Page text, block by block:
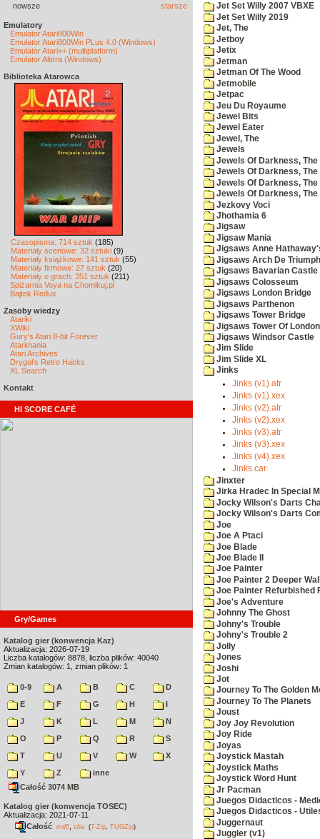
nowsze starsze
Emulatory
Emulator Atari800Win
Emulator Atari800Win PLus 4.0 (Windows)
Emulator Atari++ (multiplatform)
Emulator Altirra (Windows)
Biblioteka Atarowca
Czasopisma: 714 sztuk (185)
Materiały scenowe: 32 sztuki (9)
Materiały książkowe: 141 sztuk (55)
Materiały firmowe: 27 sztuk (20)
Materiały o grach: 351 sztuk (211)
Spiżarnia Voya na Chomikuj.pl
Bajtek Redux
Zasoby wiedzy
Atariki
XWiki
Gury's Atari 8-bit Forever
Atarimania
Atari Archives
Drygol's Retro Hacks
XL Search
Kontakt
HI SCORE CAFÉ
Gry/Games
Katalog gier (konwencja Kaz)
Aktualizacja: 2026-07-19
Liczba katalogów: 8878, liczba plików: 40040
Zmian katalogów: 1, zmian plików: 1
0-9 A B C
D
E
F G H
I
J
K L M
N
O
P Q R
S
T
U V W
X
Y
Z
inne
Całość 3074 MB
Katalog gier (konwencja TOSEC)
Aktualizacja: 2021-07-11
Całość md5 sha (7-Zip TUGZip)
Jet Set Willy 2007 VBXE
Jet Set Willy 2019
Jet, The
Jetboy
Jetix
Jetman
Jetman Of The Wood
Jetmobile
Jetpac
Jeu Du Royaume
Jewel Bits
Jewel Eater
Jewel, The
Jewels
Jewels Of Darkness, The
Jewels Of Darkness,
Jewels Of Darkness,
Jewels Of Darkness,
Jezkovy Voci
Jhothamia 6
Jigsaw
Jigsaw Mania
Jigsaws Anne
Jigsaws Arch De Triumph
Jigsaws Bavarian Castle
Jigsaws Colosseum
Jigsaws London Bridge
Jigsaws Parthenon
Jigsaws Tower Bridge
Jigsaws Tower Of London
Jigsaws Windsor Castle
Jim Slide
Jim Slide XL
Jinks
Jinks (v1).atr
Jinks (v1).xex
Jinks (v2).atr
Jinks (v2).xex
Jinks (v3).atr
Jinks (v3).xex
Jinks (v4).xex
Jinks.car
Jinxter
Jirka Hradec In Special
Jocky Wilson's Darts
Jocky Wilson's Darts
Joe
Joe A Ptaci
Joe Blade
Joe Blade II
Joe Painter
Joe Painter 2 Deeper
Joe Painter Refurbished
Joe's Adventure
Johnny The Ghost
Johny's Trouble
Johny's Trouble 2
Jolly
Jones
Joshi
Jot
Journey To The Golden
Journey To The Planets
Joust
Joy Joy Revolution
Joy Ride
Joyas
Joystick Mastah
Joystick Maths
Joystick Word Hunt
Jr Pacman
Juegos Didacticos -
Juegos Didacticos -
Juggernaut
Juggler (v1)